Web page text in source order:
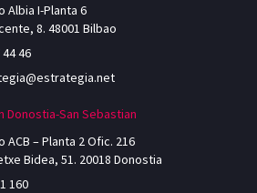
Albia I-Planta 6
8. 48001 Bilbao
46
Donostia-San Sebastian
ACB – Planta 2 Ofic. 216
Bidea, 51. 20018 Donostia
160